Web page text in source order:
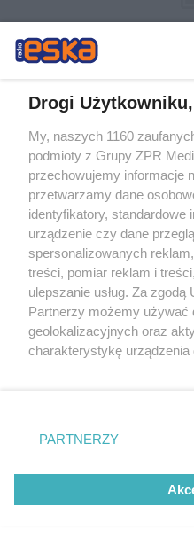
Żaden utwór zamieszczony w
rozpowszechniany lub dalej
tym także elektroniczny lub
eksploatacji w jakiejkolwiek
Internecie bez pisemnej zgody
wykorzystanie utworów w całości
tzn. bez właściwej zgody, jest
ścigane prawnie.
© 2026
Drogi Użytkowniku,
My, naszych 1160
podmioty z Grupy ZPR
przechowujemy informacje
przetwarzamy dane
identyfikatory, standardowe
urządzenie czy dane
spersonalizowanych
treści, pomiar reklam i
ulepszanie usług. Za
Partnerzy możemy używać
geolokalizacyjnych oraz
charakterystykę urządzenia
zmienić/wycofać klikając
znajdujący się w lewym
rodzaje przetwarzania
użytkownika, ale masz
przetwarzaniu. Preferencje
PARTNERZY